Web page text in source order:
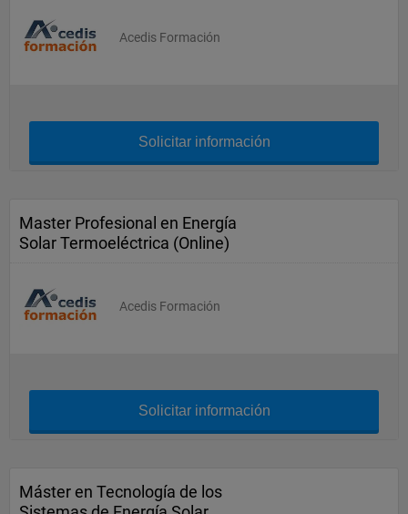
Acedis Formación
Solicitar información
Master Profesional en Energía
Solar Termoeléctrica (Online)
Acedis Formación
Solicitar información
Máster en Tecnología de los